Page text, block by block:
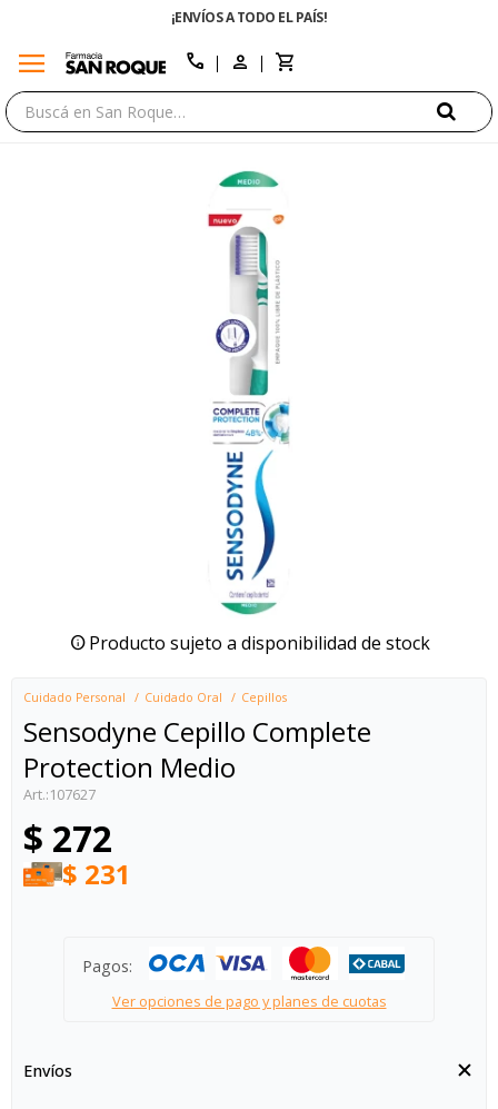
¡ENVÍOS A TODO EL PAÍS!
menu call
Producto sujeto a disponibilidad de stock
Cuidado Personal Cuidado Oral Cepillos
Sensodyne Cepillo Complete
Protection Medio
107627
$ 272
$ 231
Pagos:
Ver opciones de pago y planes de cuotas
Envíos
close